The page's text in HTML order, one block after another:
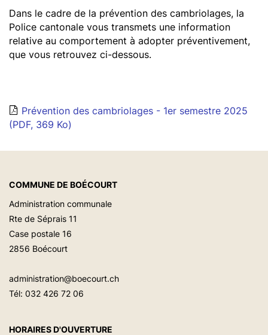
Dans le cadre de la prévention des cambriolages, la
Police cantonale vous transmets une information
relative au comportement à adopter préventivement,
que vous retrouvez ci-dessous.
Prévention des cambriolages - 1er semestre 2025
(PDF, 369 Ko)
COMMUNE DE BOÉCOURT
Administration communale
Rte de Séprais 11
Case postale 16
2856 Boécourt
administration@boecourt.ch
Tél: 032 426 72 06
HORAIRES D'OUVERTURE